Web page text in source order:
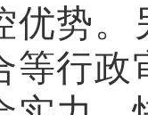
优势。
等行政